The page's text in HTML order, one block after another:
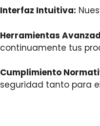
Interfaz Intuitiva:
Herramientas
continuamente tus
Cumplimiento
seguridad tanto para